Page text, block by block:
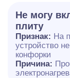
Не могу
плиту
Признак: На
устройство
конфорки
Причина: